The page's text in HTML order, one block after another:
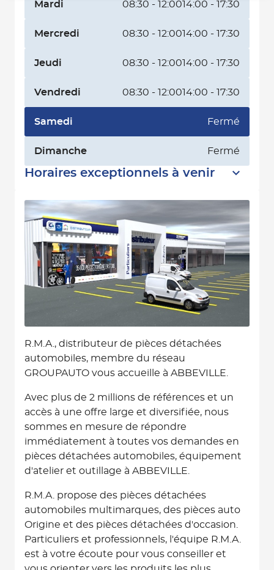
Mardi 08:30 - 12:0014:00 - 17:30
Mercredi 08:30 - 12:0014:00 - 17:30
Jeudi 08:30 - 12:0014:00 - 17:30
Vendredi 08:30 - 12:0014:00 - 17:30
Samedi Fermé
Dimanche Fermé
Horaires exceptionnels à venir
R.M.A., distributeur de pièces détachées
automobiles, membre du réseau
GROUPAUTO vous accueille à ABBEVILLE.
Avec plus de 2 millions de références et un
accès à une offre large et diversifiée, nous
sommes en mesure de répondre
immédiatement à toutes vos demandes en
pièces détachées automobiles, équipement
d'atelier et outillage à ABBEVILLE.
R.M.A. propose des pièces détachées
automobiles multimarques, des pièces auto
Origine et des pièces détachées d'occasion.
Particuliers et professionnels, l'équipe R.M.A.
est à votre écoute pour vous conseiller et